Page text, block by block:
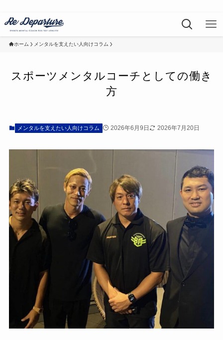
ホーム メンタルを支えたい人向けコラム
スポーツメンタルコーチとしての働き
方
メンタルを支えたい人向けコラム 2026年6月9日 2026年7月20日